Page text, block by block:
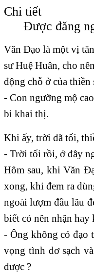
Chi tiết
Được đăng
Văn Đạo là một vị
sư Huệ Huân, cho
động chỗ ở của thiền
- Con ngưỡng mộ
bi khai thị.
Khi ấy, trời đã tối,
- Trời tối rồi, ở đây
Hôm sau, khi Văn
xong, khi đem ra
ngoài lượm đầu lâu
biết có nên nhận
- Ông không có đạo
vọng tình dơ sạch
được ?